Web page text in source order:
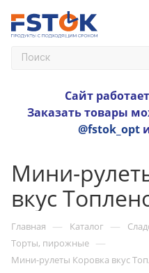
Сайт
Заказать товары
@fstok_opt
Мини-
вкус
Главная — Каталог —
Торты, пирожные —
Мини-рулеты Коровка вкус